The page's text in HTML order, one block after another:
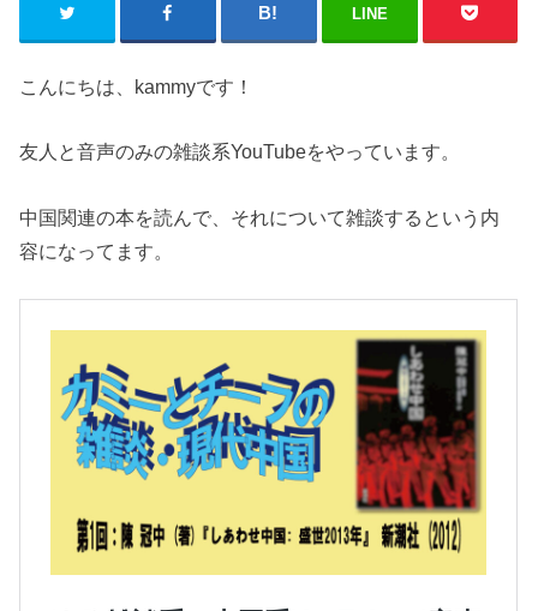
LINE
こんにちは、kammyです！
友人と音声のみの雑談系YouTubeをやっています。
中国関連の本を読んで、それについて雑談するという内
容になってます。